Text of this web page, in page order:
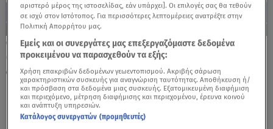
23.06.26, 17:28
Θοδωρής Αθερίδης για την κόρη του,
Φωτεινή: «Μου λέει συνέχεια όχι»
αριστερό μέρος της ιστοσελίδας, εάν υπάρχει]. Οι επιλογές σας θα τεθούν
σε ισχύ στον Ιστότοπος. Για περισσότερες λεπτομέρειες ανατρέξτε στην
Πολιτική Απορρήτου μας.
Εμείς και οι συνεργάτες μας επεξεργαζόμαστε δεδομένα
προκειμένου να παρασχεθούν τα εξής:
Χρήση επακριβών δεδομένων γεωεντοπισμού. Ακριβής σάρωση
χαρακτηριστικών συσκευής για αναγνώριση ταυτότητας. Αποθήκευση ή/
και πρόσβαση στα δεδομένα μιας συσκευής. Εξατομικευμένη διαφήμιση
και περιεχόμενο, μέτρηση διαφήμισης και περιεχομένου, έρευνα κοινού
και ανάπτυξη υπηρεσιών.
Κατάλογος συνεργατών (προμηθευτές)